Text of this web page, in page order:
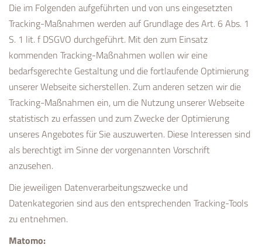
Die im Folgenden aufgeführten und von uns eingesetzten
Tracking-Maßnahmen werden auf Grundlage des Art. 6 Abs. 1
S. 1 lit. f DSGVO durchgeführt. Mit den zum Einsatz
kommenden Tracking-Maßnahmen wollen wir eine
bedarfsgerechte Gestaltung und die fortlaufende Optimierung
unserer Webseite sicherstellen. Zum anderen setzen wir die
Tracking-Maßnahmen ein, um die Nutzung unserer Webseite
statistisch zu erfassen und zum Zwecke der Optimierung
unseres Angebotes für Sie auszuwerten. Diese Interessen sind
als berechtigt im Sinne der vorgenannten Vorschrift
anzusehen.
Die jeweiligen Datenverarbeitungszwecke und
Datenkategorien sind aus den entsprechenden Tracking-Tools
zu entnehmen.
Matomo: